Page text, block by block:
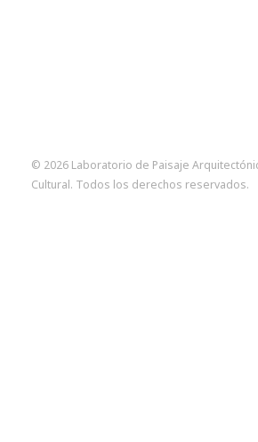
© 2026 Laboratorio de Paisaje
Cultural. Todos los derechos reservados.